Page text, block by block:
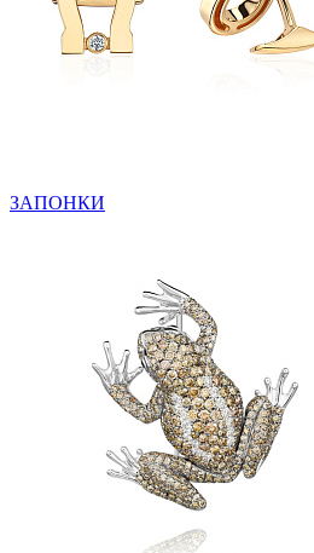
ЗАПОНКИ